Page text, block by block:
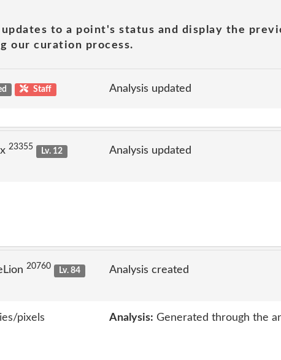
to a point's status and display the
our curation process.
Staff Analysis updated
23355
Lv. 12
Analysis updated
20760
Lv. 84
Analysis created
pixels Analysis: Generated through the